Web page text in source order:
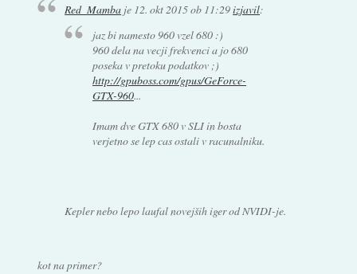
Red_Mamba je 12. okt 2015 ob 11:29izjavil:
jaz bi namesto 960 vzel 680 :)
960 dela na vecji frekvenci a jo 680
poseka v pretoku podatkov ;)
http://gpuboss.com/gpus/GeForce-
GTX-960...
Imam dve GTX 680 v SLI in bosta
verjetno se lep cas ostali v racunalniku.
Kepler nebo lepo laufal novejših iger od NVIDI-je.
kot na primer?